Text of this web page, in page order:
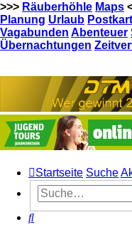
>>> Räuberhöhle Maps
Planung Urlaub
Vagabunden Abenteuer
Übernachtungen
Startseite Suche
Suche